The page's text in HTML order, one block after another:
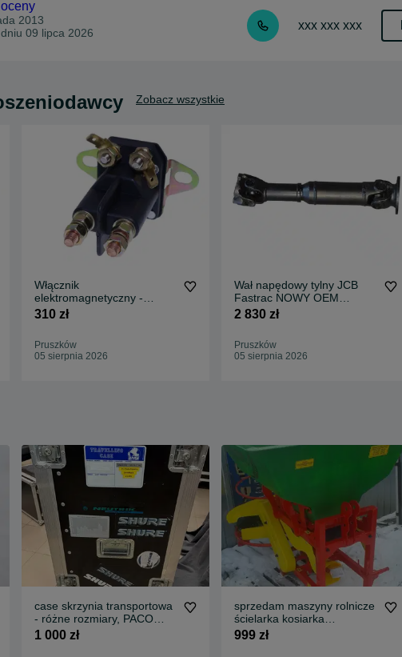
2013
09 lipca 2026
xxx xxx xxx
Zobacz wszystkie
Włącznik
elektromagnetyczny -
przekaźnik JCB Fastrac
310 zł
Pruszków
05 sierpnia 2026
Wał napędowy tylny JCB
Fastrac NOWY OEM
SPICER org. 2300,- netto
2 830 zł
Pruszków
05 sierpnia 2026
case skrzynia transportowa
- różne rozmiary, PACO
case
1 000 zł
sprzedam maszyny rolnicze
ścielarka kosiarka
rozsiewacz kombajn marek
999 zł